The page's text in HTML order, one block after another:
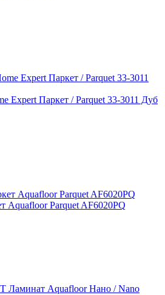
Expert Паркет / Parquet 33-3011 Дуб
Aquafloor Parquet AF6020PQ